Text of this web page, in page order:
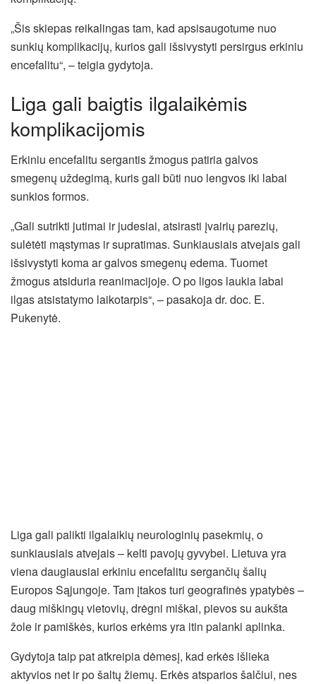
„Šis skiepas reikalingas tam, kad apsisaugotume nuo
sunkių komplikacijų, kurios gali išsivystyti persirgus erkiniu
encefalitu“, – teigia gydytoja.
Liga gali baigtis ilgalaikėmis
komplikacijomis
Erkiniu encefalitu sergantis žmogus patiria galvos
smegenų uždegimą, kuris gali būti nuo lengvos iki labai
sunkios formos.
„Gali sutrikti jutimai ir judesiai, atsirasti įvairių parezių,
sulėtėti mąstymas ir supratimas. Sunkiausiais atvejais gali
išsivystyti koma ar galvos smegenų edema. Tuomet
žmogus atsiduria reanimacijoje. O po ligos laukia labai
ilgas atsistatymo laikotarpis“, – pasakoja dr. doc. E.
Pukenytė.
Liga gali palikti ilgalaikių neurologinių pasekmių, o
sunkiausiais atvejais – kelti pavojų gyvybei. Lietuva yra
viena daugiausiai erkiniu encefalitu sergančių šalių
Europos Sąjungoje. Tam įtakos turi geografinės ypatybės –
daug miškingų vietovių, drėgni miškai, pievos su aukšta
žole ir pamiškės, kurios erkėms yra itin palanki aplinka.
Gydytoja taip pat atkreipia dėmesį, kad erkės išlieka
aktyvios net ir po šaltų žiemų. Erkės atsparios šalčiui, nes